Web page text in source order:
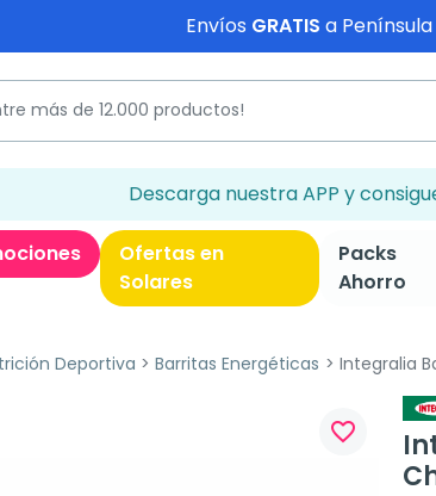
Envíos GRATIS a
Descarga nuestra APP y
Ofertas en
Solares
Packs
Ahorro
Deportiva Barritas Energéticas Integralia
favorite_border